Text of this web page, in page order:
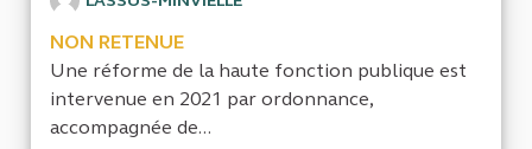
NON RETENUE
Une réforme de la haute fonction publique est
intervenue en 2021 par ordonnance,
accompagnée de...